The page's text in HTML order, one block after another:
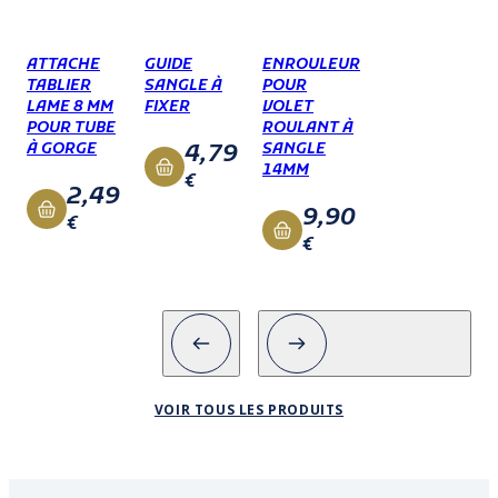
ATTACHE
TABLIER
LAME 8 MM
POUR TUBE
À GORGE
2,49
€
GUIDE
SANGLE À
FIXER
4,79
€
ENROULEUR
POUR
VOLET
ROULANT À
SANGLE
14MM
9,90
€
VOIR TOUS LES PRODUITS